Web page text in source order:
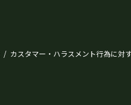
/ カスタマー・ハラスメント行為に対